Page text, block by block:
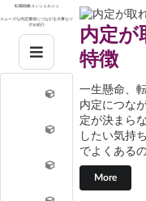
Skip
to
content
転職戦略コンシェルジュ
スムーズな内定獲得につながる大事なツ
ボを紹介
内定が
特徴
一生懸命、
内定につな
定が決まら
したい気持
でよくある
More